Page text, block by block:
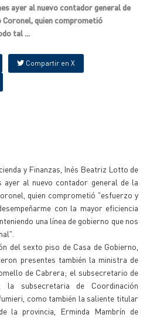
ayer al nuevo contador general de
quien comprometió
tal ...
Compartir en X
y Finanzas, Inés Beatriz Lotto de
ayer al nuevo contador general de la
quien comprometió "esfuerzo y
con la mayor eficiencia
una línea de gobierno que nos
del sexto piso de Casa de Gobierno,
presentes también la ministra de
de Cabrera; el subsecretario de
la subsecretaria de Coordinación
como también la saliente titular
la provincia, Erminda Mambrín de